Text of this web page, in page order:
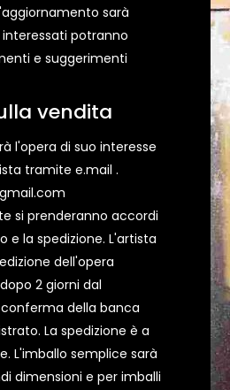
sarà
potranno
e suggerimenti
vendita
l'opera di suo interesse
tramite e.mail .
si prenderanno accordi
e la spedizione. L'artista
dell'opera
2 giorni dal
della banca
La spedizione è a
L'imballo semplice sarà
dimensioni e per imballi